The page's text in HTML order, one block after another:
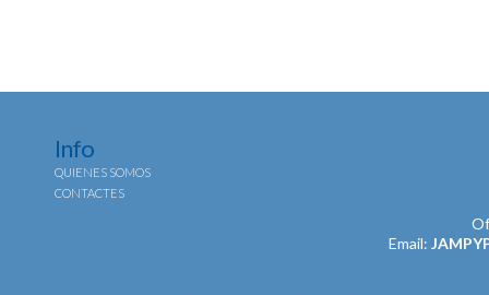
Info
QUIENES SOMOS
CONTACTES
Email: